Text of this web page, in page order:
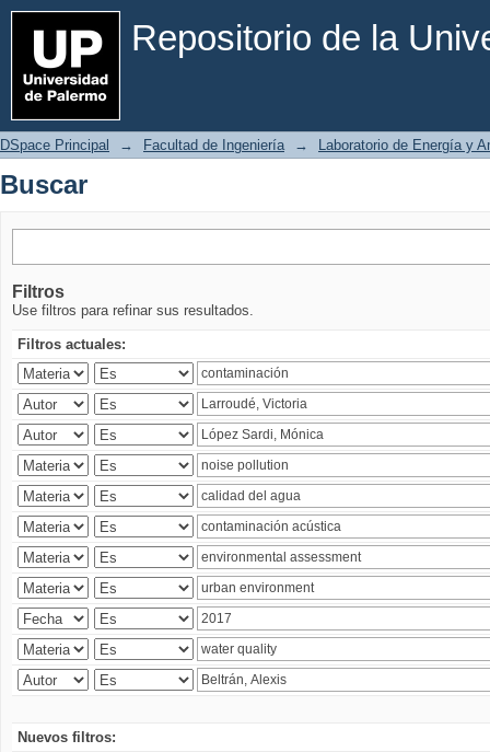
Repositorio de la
Buscar
DSpace Principal → Facultad de Ingeniería → Laboratorio de Energía y
Buscar
Filtros
Use filtros para refinar sus resultados.
Filtros actuales:
Nuevos filtros: